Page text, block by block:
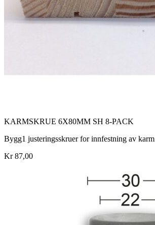
KARMSKRUE 6X80MM SH 8-PACK
Bygg1 justeringsskruer for innfestning av karm
Kr 87,00